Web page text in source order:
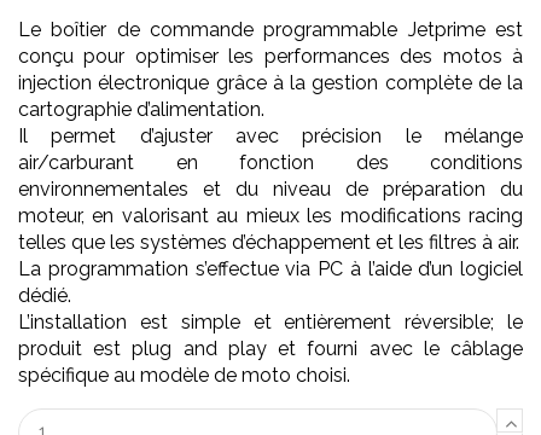
Le boîtier de commande programmable Jetprime est
conçu pour optimiser les performances des motos à
injection électronique grâce à la gestion complète de la
cartographie d’alimentation.
Il permet d’ajuster avec précision le mélange
air/carburant en fonction des conditions
environnementales et du niveau de préparation du
moteur, en valorisant au mieux les modifications racing
telles que les systèmes d’échappement et les filtres à air.
La programmation s’effectue via PC à l’aide d’un logiciel
dédié.
L’installation est simple et entièrement réversible; le
produit est plug and play et fourni avec le câblage
spécifique au modèle de moto choisi.